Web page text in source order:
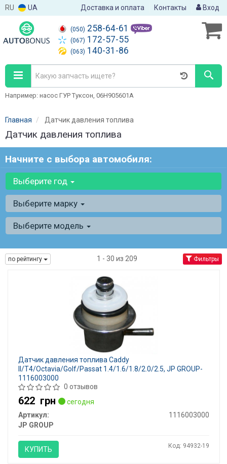
RU UA Доставка и оплата Контакты Вход
(050) 258-64-61
(067) 172-57-55
(063) 140-31-86
Например: насос ГУР Туксон, 06H905601A
Главная Датчик давления топлива
Датчик давления топлива
Начните с выбора автомобиля:
Выберите год
Выберите марку
Выберите модель
по рейтингу 1 - 30 из 209 Фильтры
Датчик давления топлива Caddy
II/T4/Octavia/Golf/Passat 1.4/1.6/1.8/2.0/2.5, JP GROUP-
1116003000
0 отзывов
622 грн
сегодня
Артикул:
1116003000
JP GROUP
КУПИТЬ Код: 94932-19